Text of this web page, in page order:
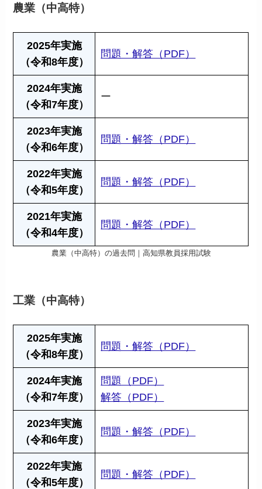
農業（中高特）
2025年実施
（令和8年度）
問題・解答（PDF）
2024年実施
（令和7年度）
ー
2023年実施
（令和6年度）
問題・解答（PDF）
2022年実施
（令和5年度）
問題・解答（PDF）
2021年実施
（令和4年度）
問題・解答（PDF）
農業（中高特）の過去問｜高知県教員採用試験
工業（中高特）
2025年実施
（令和8年度）
問題・解答（PDF）
2024年実施
（令和7年度）
問題（PDF）
解答（PDF）
2023年実施
（令和6年度）
問題・解答（PDF）
2022年実施
（令和5年度）
問題・解答（PDF）